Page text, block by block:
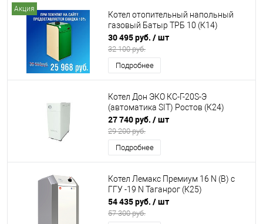
Акция
Котел отопительный напольный
газовый Батыр ТРБ 10 (К14)
30 495 руб. / шт
32 100 руб.
Подробнее
Котел Дон ЭКО КС-Г-20S-Э
(автоматика SIT) Ростов (К24)
27 740 руб. / шт
29 200 руб.
Подробнее
Котел Лемакс Премиум 16 N (В) с
ГГУ -19 N Таганрог (К25)
54 435 руб. / шт
57 300 руб.